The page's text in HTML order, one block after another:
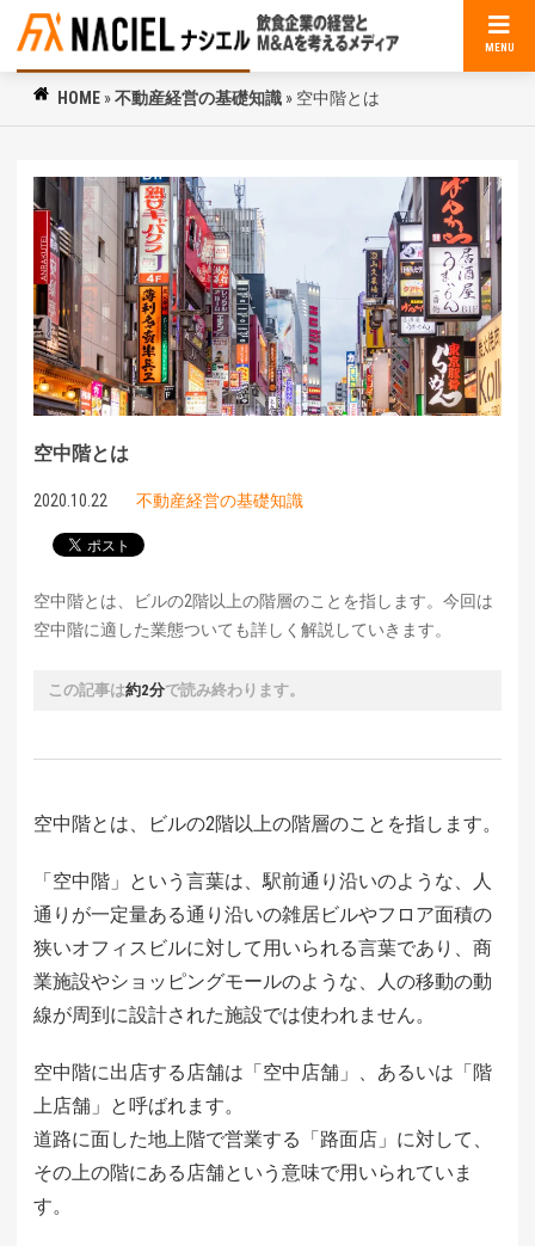
MENU
HOME »不動産経営の基礎知識 » 空中階とは
空中階とは
2020.10.22 不動産経営の基礎知識
空中階とは、ビルの2階以上の階層のことを指します。今回は
空中階に適した業態ついても詳しく解説していきます。
この記事は約2分で読み終わります。
空中階とは、ビルの2階以上の階層のことを指します。
「空中階」という言葉は、駅前通り沿いのような、人
通りが一定量ある通り沿いの雑居ビルやフロア面積の
狭いオフィスビルに対して用いられる言葉であり、商
業施設やショッピングモールのような、人の移動の動
線が周到に設計された施設では使われません。
空中階に出店する店舗は「空中店舗」、あるいは「階
上店舗」と呼ばれます。
道路に面した地上階で営業する「路面店」に対して、
その上の階にある店舗という意味で用いられていま
す。